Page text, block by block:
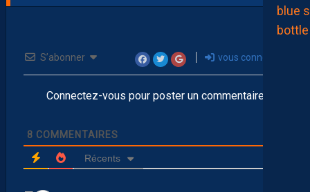
S’abonner vous connecter
Connectez-vous pour poster un commentaire
8 COMMENTAIRES
Récents